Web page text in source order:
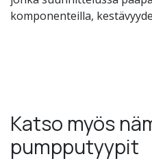
komponenteilla,
Katso myös
pumpputyypit